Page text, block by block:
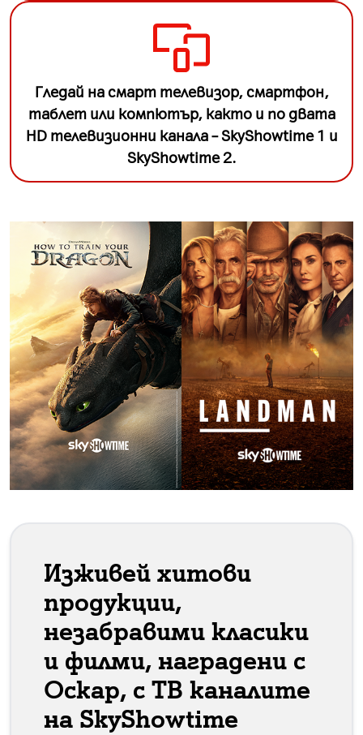
Гледай на смарт телевизор, смартфон,
таблет или компютър, както и по двата
HD телевизионни канала – SkyShowtime 1 и
SkyShowtime 2.
Изживей хитови
продукции,
незабравими класики
и филми, наградени с
Оскар, с ТВ каналите
на SkyShowtime